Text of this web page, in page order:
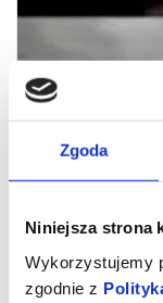
Zgoda
Niniejsza strona
Wykorzystujemy
zgodnie z